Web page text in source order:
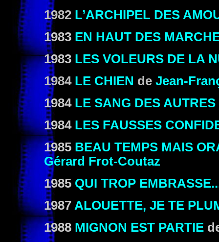
1982 L’ARCHIPEL DES
1983 EN HAUT DES
1983 LES VOLEURS DE LA
1984 LE CHIEN de Jean-
1984 LE SANG DES AUTRES
1984 LES FAUSSES
1985 BEAU TEMPS MAIS
Gérard Frot-Coutaz
1985 QUI TROP
1987 ALOUETTE, JE TE
1988 MIGNON EST PARTIE